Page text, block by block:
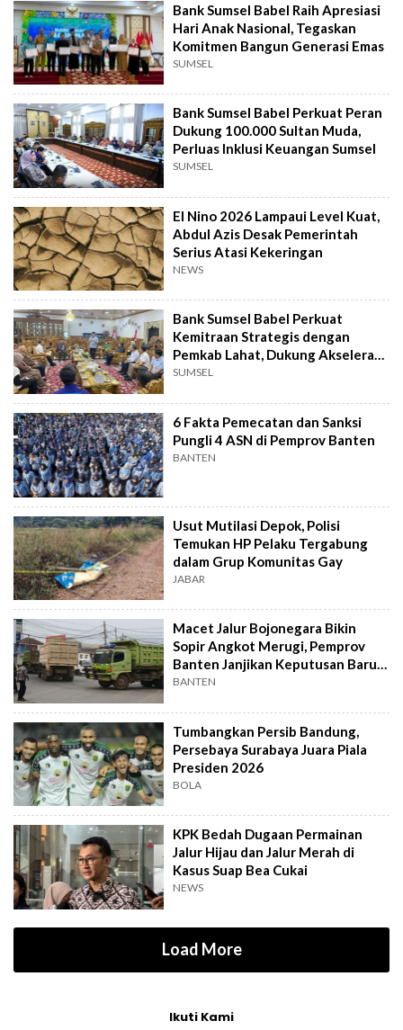
Bank Sumsel Babel Raih Apresiasi
Hari Anak Nasional, Tegaskan
Komitmen Bangun Generasi Emas
SUMSEL
Bank Sumsel Babel Perkuat Peran
Dukung 100.000 Sultan Muda,
Perluas Inklusi Keuangan Sumsel
SUMSEL
El Nino 2026 Lampaui Level Kuat,
Abdul Azis Desak Pemerintah
Serius Atasi Kekeringan
NEWS
Bank Sumsel Babel Perkuat
Kemitraan Strategis dengan
Pemkab Lahat, Dukung Akselerasi
Ekonomi Daerah
SUMSEL
6 Fakta Pemecatan dan Sanksi
Pungli 4 ASN di Pemprov Banten
BANTEN
Usut Mutilasi Depok, Polisi
Temukan HP Pelaku Tergabung
dalam Grup Komunitas Gay
JABAR
Macet Jalur Bojonegara Bikin
Sopir Angkot Merugi, Pemprov
Banten Janjikan Keputusan Baru 4
Hari Lagi
BANTEN
Tumbangkan Persib Bandung,
Persebaya Surabaya Juara Piala
Presiden 2026
BOLA
KPK Bedah Dugaan Permainan
Jalur Hijau dan Jalur Merah di
Kasus Suap Bea Cukai
NEWS
Load More
Ikuti Kami